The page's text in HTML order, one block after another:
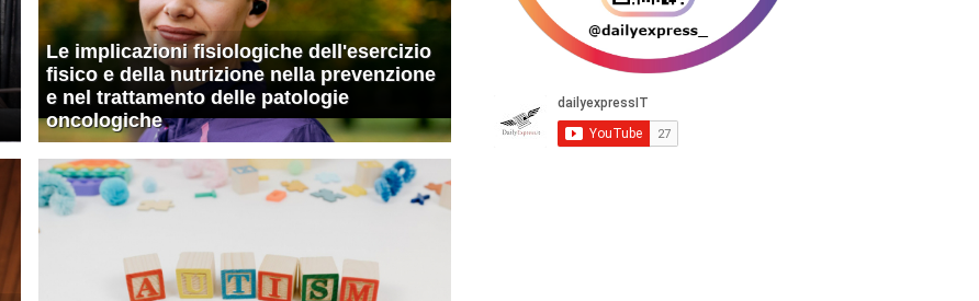
Le implicazioni fisiologiche dell'esercizio
fisico e della nutrizione nella prevenzione
e nel trattamento delle patologie
oncologiche